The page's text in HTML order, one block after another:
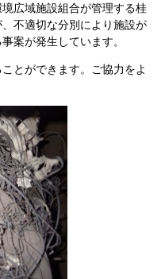
広域施設組合が管理する桂
不適切な分別により施設が
案が発生しています。
とができます。ご協力をよ